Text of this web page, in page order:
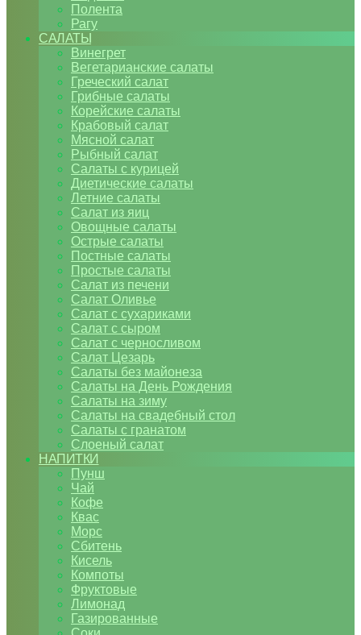
Полента
Рагу
САЛАТЫ
Винегрет
Вегетарианские салаты
Греческий салат
Грибные салаты
Корейские салаты
Крабовый салат
Мясной салат
Рыбный салат
Салаты с курицей
Диетические салаты
Летние салаты
Салат из яиц
Овощные салаты
Острые салаты
Постные салаты
Простые салаты
Салат из печени
Салат Оливье
Салат с сухариками
Салат с сыром
Салат с черносливом
Салат Цезарь
Салаты без майонеза
Салаты на День Рождения
Салаты на зиму
Салаты на свадебный стол
Салаты с гранатом
Слоеный салат
НАПИТКИ
Пунш
Чай
Кофе
Квас
Морс
Сбитень
Кисель
Компоты
Фруктовые
Лимонад
Газированные